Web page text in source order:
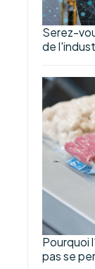
Serez-
de
Pourquoi
pas se